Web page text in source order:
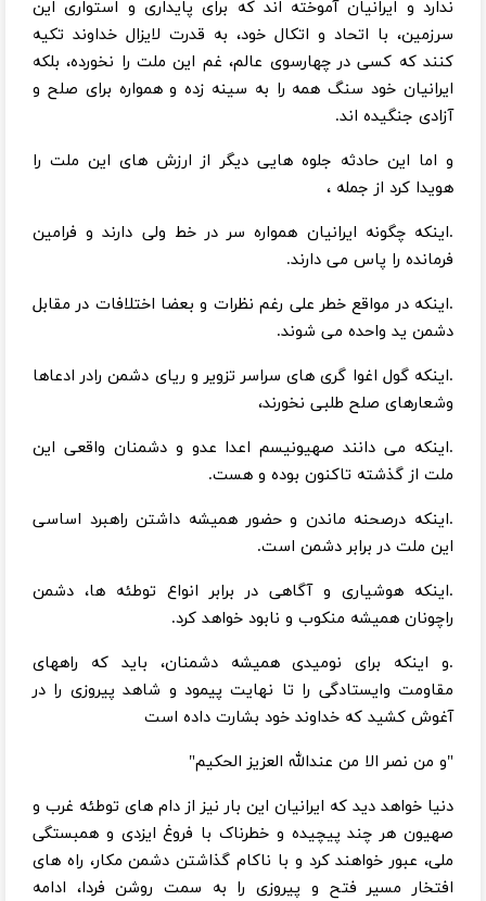
ندارد و ایرانیان آموخته اند که برای پایداری و استواری این
سرزمین، با اتحاد و اتکال خود، به قدرت لایزال خداوند تکیه
کنند که کسی در چهارسوی عالم، غم این ملت را نخورده، بلکه
ایرانیان خود سنگ همه را به سینه زده و همواره برای صلح و
آزادی جنگیده اند.
و اما این حادثه جلوه هایی دیگر از ارزش های این ملت را
هویدا کرد از جمله ،
.اینکه چگونه ایرانیان همواره سر در خط ولی دارند و فرامین
فرمانده را پاس می دارند.
.اینکه در مواقع خطر علی رغم نظرات و بعضا اختلافات در مقابل
دشمن ید واحده می شوند.
.اینکه گول اغوا گری های سراسر تزویر و ریای دشمن رادر ادعاها
وشعارهای صلح طلبی نخورند،
.اینکه می دانند صهیونیسم اعدا عدو و دشمنان واقعی این
ملت از گذشته تاکنون بوده و هست.
.اینکه درصحنه ماندن و حضور همیشه داشتن راهبرد اساسی
این ملت در برابر دشمن است.
.اینکه هوشیاری و آگاهی در برابر انواع توطئه ها، دشمن
راچونان همیشه منکوب و نابود خواهد کرد.
.و اینکه برای نومیدی همیشه دشمنان، باید که راههای
مقاومت وایستادگی را تا نهایت پیمود و شاهد پیروزی را در
آغوش کشید که خداوند خود بشارت داده است
"و من نصر الا من عندالله العزیز الحکیم"
دنیا خواهد دید که ایرانیان این بار نیز از دام های توطئه غرب و
صهیون هر چند پیچیده و خطرناک با فروغ ایزدی و همبستگی
ملی، عبور خواهند کرد و با ناکام گذاشتن دشمن مکار، راه های
افتخار مسیر فتح و پیروزی را به سمت روشن فردا، ادامه